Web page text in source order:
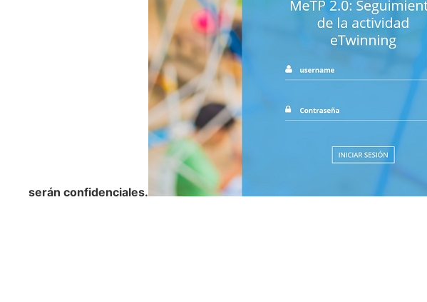
serán confidenciales.